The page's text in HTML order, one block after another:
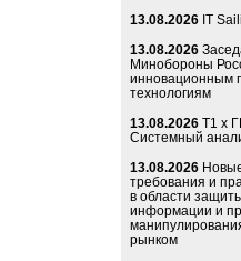
13.08.2026 IT
13.08.2026
Минобороны
инновационным
технологиям
13.08.2026 Т1 x
Системный
13.08.2026
требования и
в области
информации и
рынком